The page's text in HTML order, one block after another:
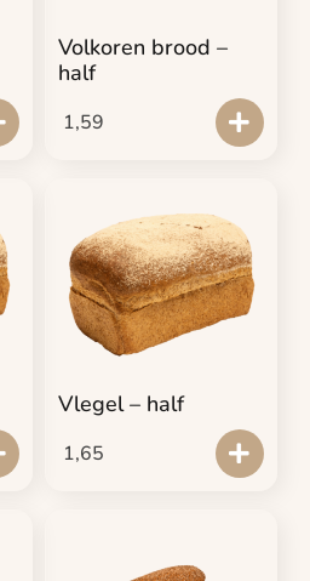
Volkoren brood –
half
1,59
Vlegel – half
1,65